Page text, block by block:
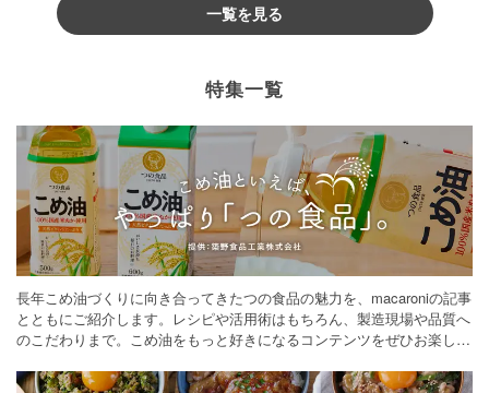
一覧を見る
特集一覧
長年こめ油づくりに向き合ってきたつの食品の魅力を、macaroniの記事
とともにご紹介します。レシピや活用術はもちろん、製造現場や品質へ
のこだわりまで。こめ油をもっと好きになるコンテンツをぜひお楽しみ